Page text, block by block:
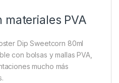
materiales PVA
Dip Sweetcorn 80ml
con bolsas y mallas PVA,
mucho más